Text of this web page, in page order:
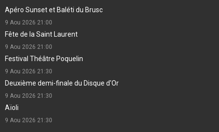
Apéro Sunset et Baléti du Brusc
9 Aou 2026 21:00
Fête de la Saint Laurent
9 Aou 2026 21:00
Festival Théâtre Poquelin
9 Aou 2026 21:30
Deuxième demi-finale du Disque d'Or
9 Aou 2026 21:30
Aïoli
9 Aou 2026 21:30